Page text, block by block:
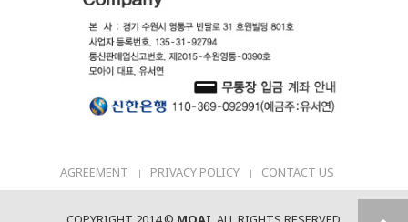
AGREEMENT PRIVACY POLICY CONTACT US